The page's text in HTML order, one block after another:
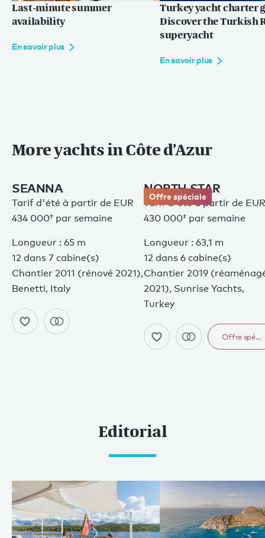
Last-minute summer
availability
En savoir plus
Turkey yacht charter
Discover the Turkish
superyacht
En savoir plus
More yachts in Côte d’Azur
SEANNA
Tarif d'été à partir de EUR
434 000† par semaine
Longueur : 65 m
12 dans 7 cabine(s)
Chantier 2011 (rénové 2021),
Benetti, Italy
Offre spéciale
NORTH STAR
Tarif d'été à partir de EUR
430 000† par semaine
Longueur : 63,1 m
12 dans 6 cabine(s)
Chantier 2019
2021), Sunrise Yachts,
Turkey
Offre
Editorial